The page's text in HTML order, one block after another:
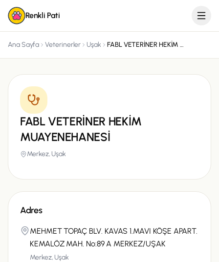
Renkli Pati
Ana Sayfa Veterinerler Uşak FABL VETERİNER HEKİM MUAYENEHANESİ
FABL VETERİNER HEKİM
MUAYENEHANESİ
Merkez, Uşak
Adres
MEHMET TOPAÇ BLV. KAVAS 1.MAVI KÖŞE APART.
KEMALÖZ MAH. No:89 A MERKEZ/UŞAK
Merkez, Uşak